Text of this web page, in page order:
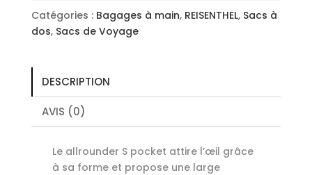
Herringbone
Dark
Blue
Catégories : Bagages à main, REISENTHEL, Sacs à
dos, Sacs de Voyage
DESCRIPTION
AVIS (0)
Le allrounder S pocket attire l’œil grâce
à sa forme et propose une large